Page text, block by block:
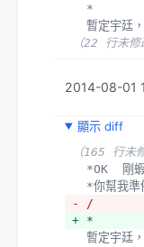
  *
暫定宇廷
（22 行未修
2014-08-01
顯示 diff
（165 行未
*OK  剛
*你幫我
- /
+ *
暫定宇廷